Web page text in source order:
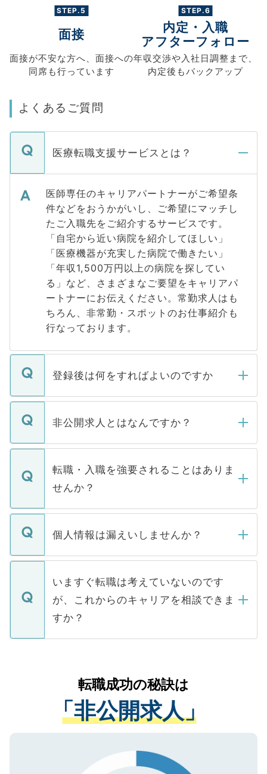
STEP.5
面接
面接が不安な方へ、 面接への
同席も行っています
STEP.6
内定・入職
アフターフォロー
年収交渉や入社日調整まで、
内定後もバックアップ
よくあるご質問
医療転職支援サービスとは？
医師専任のキャリアパートナーがご希望条
件などをおうかがいし、ご希望にマッチし
たご入職先をご紹介するサービスです。
「自宅から近い病院を紹介してほしい」
「医療機器が充実した病院で働きたい」
「年収1,500万円以上の病院を探してい
る」など、さまざまなご要望をキャリアパ
ートナーにお伝えください。常勤求人はも
ちろん、非常勤・スポットのお仕事紹介も
行なっております。
登録後は何をすればよいのですか
ご登録いただきましたら、弊社担当者がご
登録内容を確認し、その後メールもしくは
ます。通常、5営業日以内にはご連絡をせて
いただきますので、しばらくお待ちくださ
非公開求人とはなんですか？
マイナビDOCTORで取り扱っている求人の
うち約3割は、Webサイトからご覧いただ
けない「非公開求人」です。非公開求人は
下記の理由によって、一般には公開してい
ません。
■応募殺到を避けるため 人気のある医療機
関を公にしてしまうと、応募が殺到する場
に、医療機関が求める条件に合った人材の
みを人材紹介会社に依頼するケースが増え
ています。
転職・入職を強要されることはありま
せんか？
転職・入職を強要することは一切ありませ
ん。また、仮に応募先から内定をいただい
定を承諾する必要はありません。内定先へ
の辞退の連絡はキャリアパートナーが行い
個人情報は漏えいしませんか？
個人情報が漏えいすることはありませんの
で、ご安心ください。当サイトからの登録
などで収集したご登録者様の個人情報は、
ご本人のキャリアアップおよび転職活動の
支援を目的に使用いたします。お預かりし
ているすべての個人データはご本人の許可
は、個人情報の取り扱いについての厳密な
管理基準を満たした事業者のみに付与され
る、プライバシーマークを取得済みです。
で、機密保持に関してもご安心ください。
いますぐ転職は考えていないのです
が、これからのキャリアを相談できま
すか？
かがいして、現在の医療機関の状況や紹介
経験をまじえながら、適切なアドバイスを
させていただきます。すぐにご転職をされ
ない方には、長期的なサポートが可能です
ので、まずはご登録ください。
転職成功の秘訣は
「非公開求人」